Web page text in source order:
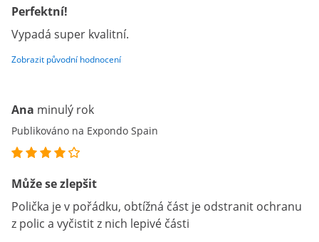
Perfektní!
Vypadá super kvalitní.
Zobrazit původní hodnocení
Ana minulý rok
Publikováno na Expondo Spain
Může se zlepšit
Polička je v pořádku, obtížná část je odstranit ochranu
z polic a vyčistit z nich lepivé části